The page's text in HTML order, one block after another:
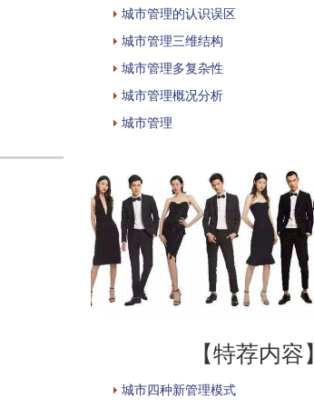
城市管理的认识误区
城市管理三维结构
城市管理多复杂性
城市管理概况分析
城市管理
【特荐内容】
城市四种新管理模式